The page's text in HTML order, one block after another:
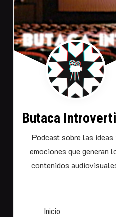
Saltarse
contenido
Butaca
Podcast sobre las ideas
emociones que generan
contenidos
Inicio